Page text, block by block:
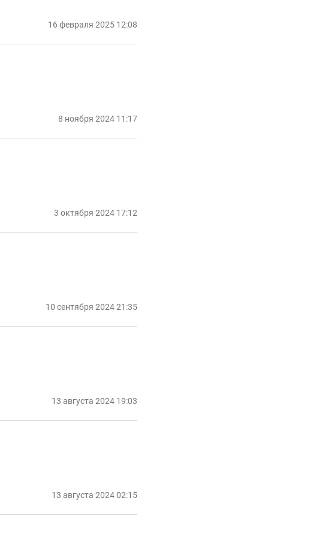
16 февраля 2025 12:08
8 ноября 2024 11:17
3 октября 2024 17:12
10 сентября 2024 21:35
13 августа 2024 19:03
13 августа 2024 02:15